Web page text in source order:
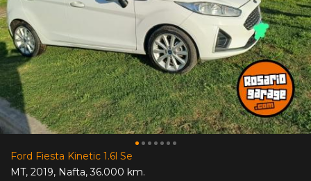
Ford Fiesta Kinetic 1.6l Se
MT, 2019, Nafta,36.000 km.